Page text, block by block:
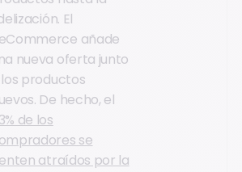
El
añade
nueva oferta junto
productos
De hecho, el
de los
se
atraídos por la